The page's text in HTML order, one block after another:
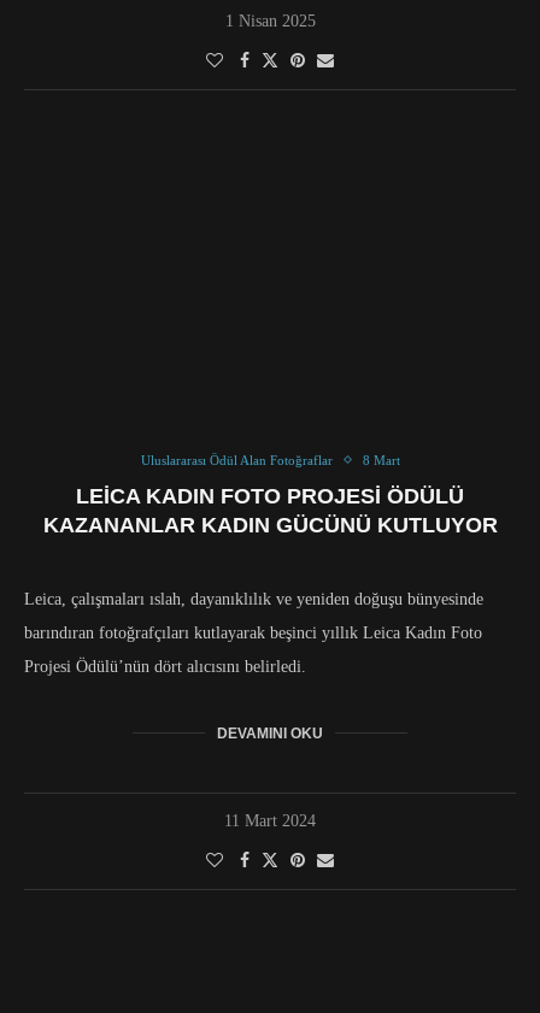
1 Nisan 2025
Uluslararası Ödül Alan Fotoğraflar 8 Mart
LEICA KADIN FOTO PROJESI ÖDÜLÜ
KAZANANLAR KADIN GÜCÜNÜ KUTLUYOR
Leica, çalışmaları ıslah, dayanıklılık ve yeniden doğuşu bünyesinde
barındıran fotoğrafçıları kutlayarak beşinci yıllık Leica Kadın Foto
Projesi Ödülü’nün dört alıcısını belirledi.
DEVAMINI OKU
11 Mart 2024